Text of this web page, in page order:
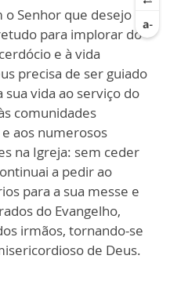
o Senhor que desejo
para implorar do
e à vida
precisa de ser guiado
vida ao serviço do
comunidades
aos numerosos
na Igreja: sem ceder
a pedir ao
para a sua messe e
do Evangelho,
irmãos, tornando-se
de Deus.